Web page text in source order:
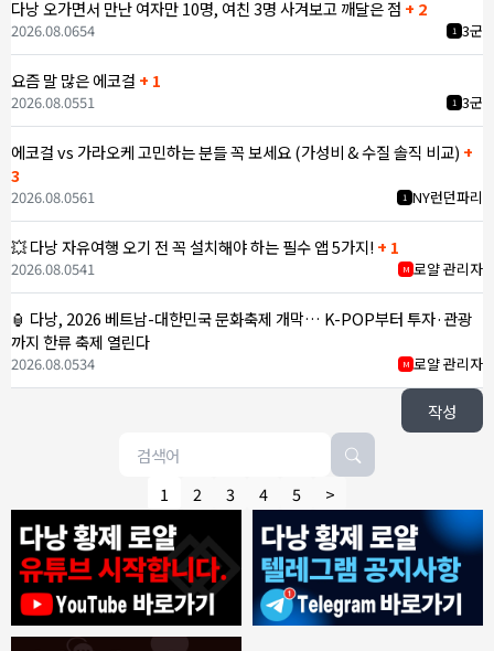
다낭 오가면서 만난 여자만 10명, 여친 3명 사겨보고 깨달은 점 + 2
1 3군
2026.08.0654
요즘 말 많은 에코걸 + 1
1 3군
2026.08.0551
에코걸 vs 가라오케 고민하는 분들 꼭 보세요 (가성비 & 수질 솔직 비교) +
3
1 NY런던파리
2026.08.0561
💥 다낭 자유여행 오기 전 꼭 설치해야 하는 필수 앱 5가지! + 1
M 로얄 관리자
2026.08.0541
🏮 다낭, 2026 베트남-대한민국 문화축제 개막… K-POP부터 투자·관광
까지 한류 축제 열린다
M 로얄 관리자
2026.08.0534
작성
1 2 3 4 5 >